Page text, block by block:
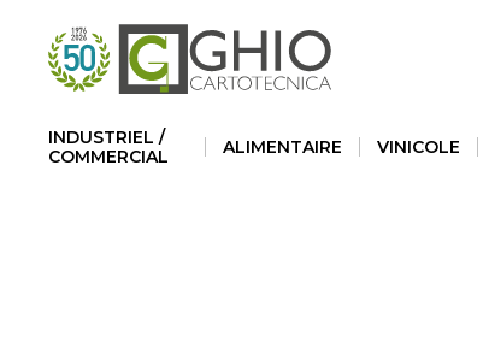
INDUSTRIEL /
COMMERCIAL
ALIMENTAIRE VINICOLE